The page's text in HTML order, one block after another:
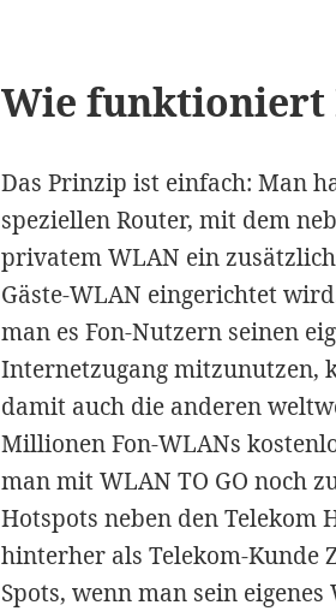
Wie funktioniert
Das Prinzip ist einfach: Man
speziellen Router, mit dem
privatem WLAN ein
Gäste-WLAN eingerichtet
man es Fon-Nutzern seinen
Internetzugang mitzunutzen,
damit auch die anderen
Millionen Fon-WLANs
man mit WLAN TO GO noch
Hotspots neben den Telekom
hinterher als Telekom-Kunde
Spots, wenn man sein